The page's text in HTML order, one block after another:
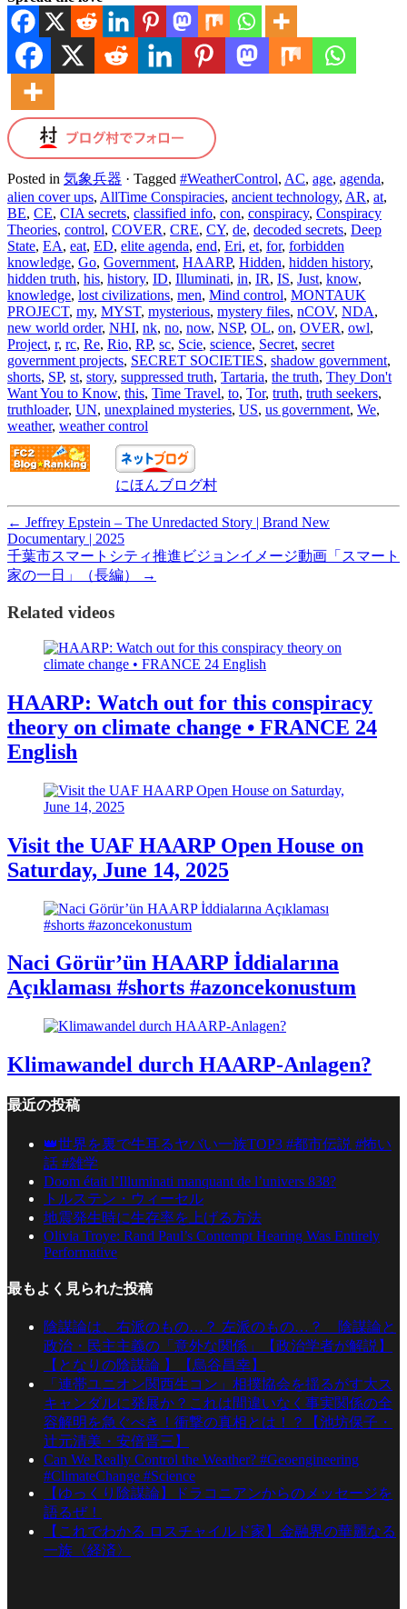
Posted in 気象兵器 · Tagged #WeatherControl, AC, age, agenda,
alien cover ups, AllTime Conspiracies, ancient technology, AR, at,
BE, CE, CIA secrets, classified info, con, conspiracy, Conspiracy
Theories, control, COVER, CRE, CY, de, decoded secrets, Deep
State, EA, eat, ED, elite agenda, end, Eri, et, for, forbidden
knowledge, Go, Government, HAARP, Hidden, hidden history,
hidden truth, his, history, ID, Illuminati, in, IR, IS, Just, know,
knowledge, lost civilizations, men, Mind control, MONTAUK
PROJECT, my, MYST, mysterious, mystery files, nCOV, NDA,
new world order, NHI, nk, no, now, NSP, OL, on, OVER, owl,
Project, r, rc, Re, Rio, RP, sc, Scie, science, Secret, secret
government projects, SECRET SOCIETIES, shadow government,
shorts, SP, st, story, suppressed truth, Tartaria, the truth, They Don't
Want You to Know, this, Time Travel, to, Tor, truth, truth seekers,
truthloader, UN, unexplained mysteries, US, us government, We,
weather, weather control
にほんブログ村
← Jeffrey Epstein – The Unredacted Story | Brand New
Documentary | 2025
千葉市スマートシティ推進ビジョンイメージ動画「スマート
家の一日」（長編）
→
Related videos
HAARP: Watch out for this conspiracy
theory on climate change • FRANCE 24
English
Visit the UAF HAARP Open House on
Saturday, June 14, 2025
Naci Görür’ün HAARP İddialarına
Açıklaması #shorts #azoncekonustum
Klimawandel durch HAARP-Anlagen?
最近の投稿
👑世界を裏で牛耳るヤバい一族TOP3 #都市伝説 #怖い
話 #雑学
Doom était l’Illuminati manquant de l’univers 838?
トルステン・ウィーセル
地震発生時に生存率を上げる方法
Olivia Troye: Rand Paul’s Contempt Hearing Was Entirely
Performative
最もよく見られた投稿
陰謀論は、右派のもの…？ 左派のもの…？ 陰謀論と
政治・民主主義の「意外な関係」【政治学者が解説】
【となりの陰謀論 】【烏谷昌幸】
「連帯ユニオン関西生コン」相撲協会を揺るがす大ス
キャンダルに発展か？これは間違いなく事実関係の全
容解明を急ぐべき！衝撃の真相とは！？【池坊保子・
辻元清美・安倍晋三】
Can We Really Control the Weather? #Geoengineering
#ClimateChange #Science
【ゆっくり陰謀論】ドラコニアンからのメッセージを
語るぜ！
【これでわかる ロスチャイルド家】金融界の華麗なる
一族〈経済〉